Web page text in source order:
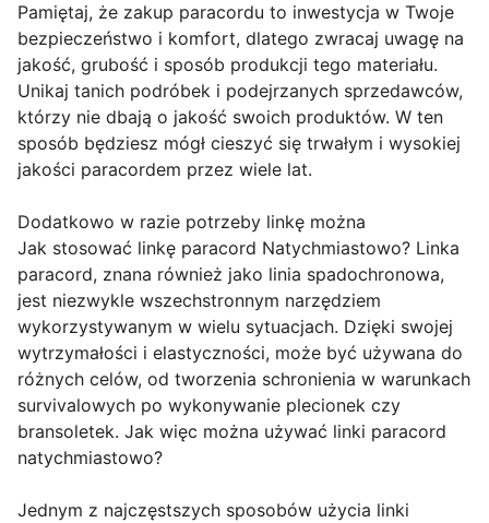
Pamiętaj, że zakup paracordu to inwestycja w Twoje
bezpieczeństwo i komfort, dlatego zwracaj uwagę na
jakość, grubość i sposób produkcji tego materiału.
Unikaj tanich podróbek i podejrzanych sprzedawców,
którzy nie dbają o jakość swoich produktów. W ten
sposób będziesz mógł cieszyć się trwałym i wysokiej
jakości paracordem przez wiele lat.
Dodatkowo w razie potrzeby linkę można
Jak stosować linkę paracord Natychmiastowo? Linka
paracord, znana również jako linia spadochronowa,
jest niezwykle wszechstronnym narzędziem
wykorzystywanym w wielu sytuacjach. Dzięki swojej
wytrzymałości i elastyczności, może być używana do
różnych celów, od tworzenia schronienia w warunkach
survivalowych po wykonywanie plecionek czy
bransoletek. Jak więc można używać linki paracord
natychmiastowo?
Jednym z najczęstszych sposobów użycia linki